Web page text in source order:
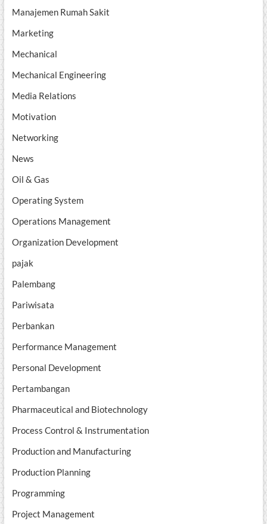
Manajemen Rumah Sakit
Marketing
Mechanical
Mechanical Engineering
Media Relations
Motivation
Networking
News
Oil & Gas
Operating System
Operations Management
Organization Development
pajak
Palembang
Pariwisata
Perbankan
Performance Management
Personal Development
Pertambangan
Pharmaceutical and Biotechnology
Process Control & Instrumentation
Production and Manufacturing
Production Planning
Programming
Project Management